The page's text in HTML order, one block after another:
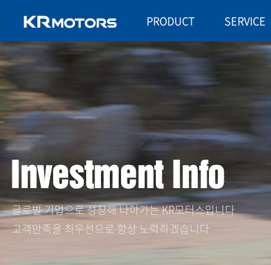
PRODUCT SERVICE
글로벌 기업으로 성장해 나아가는 KR모터스입니다
고객만족을 최우선으로 항상 노력하겠습니다